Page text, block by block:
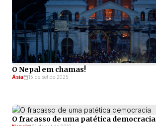
O Nepal em chamas!
Ásia 15 de set de 2025
O fracasso de uma patética democracia